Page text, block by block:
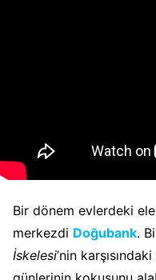
Bir dönem evlerdeki
merkezdi Doğubank.
İskelesi’nin